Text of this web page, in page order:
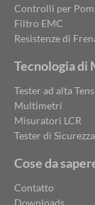
Controlli per
Filtro EMC
Resistenze di
Tecnologia di
Tester ad alta
Multimetri
Misuratori LCR
Tester di Sicurezza
Cose da
Contatto
Downloads